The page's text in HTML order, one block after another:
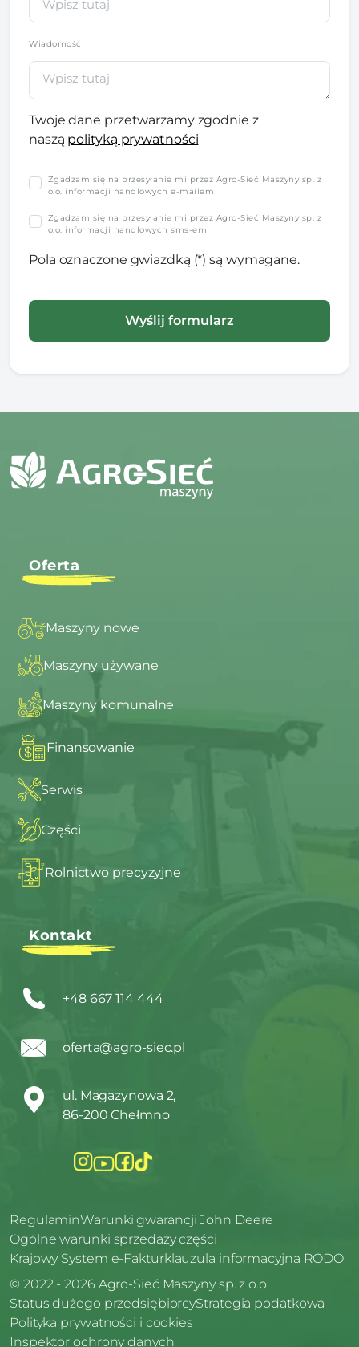
Wiadomość
Twoje dane przetwarzamy zgodnie z
naszą polityką prywatności
Zgadzam się na przesyłanie mi przez Agro-Sieć Maszyny sp. z
o.o. informacji handlowych e-mailem
Zgadzam się na przesyłanie mi przez Agro-Sieć Maszyny sp. z
o.o. informacji handlowych sms-em
Pola oznaczone gwiazdką (*) są wymagane.
Oferta
Maszyny nowe
Maszyny używane
Maszyny komunalne
Finansowanie
Serwis
Części
Rolnictwo precyzyjne
Kontakt
+48 667 114 444
oferta@agro-siec.pl
ul. Magazynowa 2,
86-200 Chełmno
RegulaminWarunki gwarancji John Deere
Ogólne warunki sprzedaży części
Krajowy System e-Fakturklauzula informacyjna RODO
© 2022 - 2026 Agro-Sieć Maszyny sp. z o.o.
Status dużego przedsiębiorcyStrategia podatkowa
Polityka prywatności i cookies
Inspektor ochrony danych